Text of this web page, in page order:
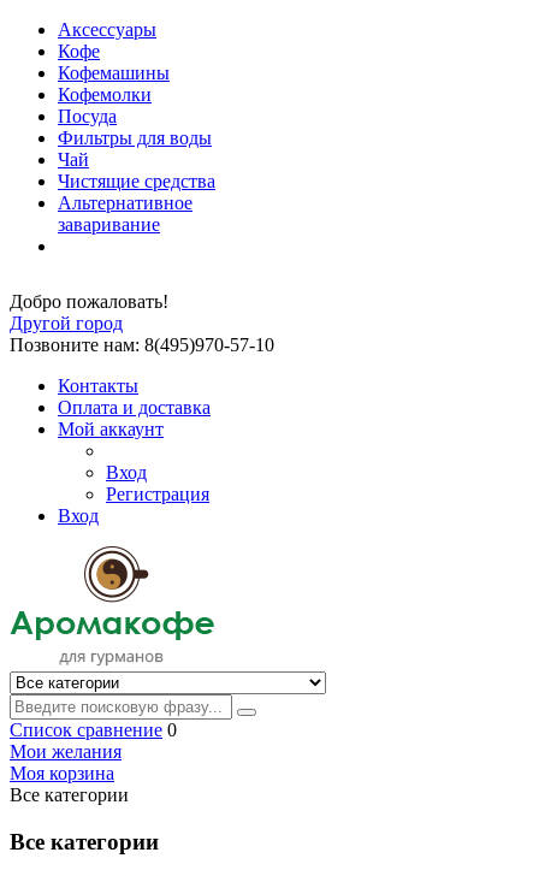
Аксессуары
Кофе
Кофемашины
Кофемолки
Посуда
Фильтры для воды
Чай
Чистящие средства
Альтернативное
заваривание
Добро пожаловать!
Другой город
Позвоните нам: 8(495)970-57-10
Контакты
Оплата и доставка
Мой аккаунт
Вход
Регистрация
Вход
Список сравнение 0
Мои желания
Моя корзина
Все категории
Все категории